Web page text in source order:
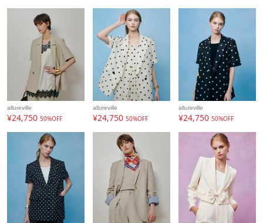
allureville
¥24,750 50%OFF
allureville
¥24,750 50%OFF
allureville
¥24,750 50%OFF